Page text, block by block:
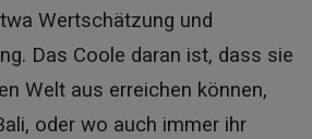
Wertschätzung und
Das Coole daran ist, dass sie
Welt aus erreichen können,
oder wo auch immer ihr